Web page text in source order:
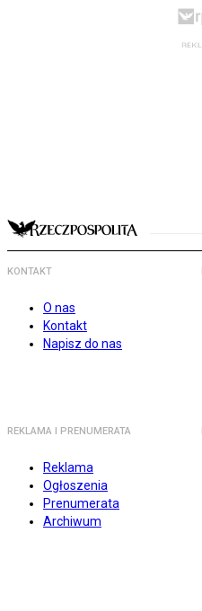
KONTAKT
O nas
Kontakt
Napisz do nas
REKLAMA I PRENUMERATA
Reklama
Ogłoszenia
Prenumerata
Archiwum